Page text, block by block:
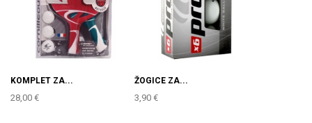
KOMPLET ZA...
28,00 €
ŽOGICE ZA...
3,90 €